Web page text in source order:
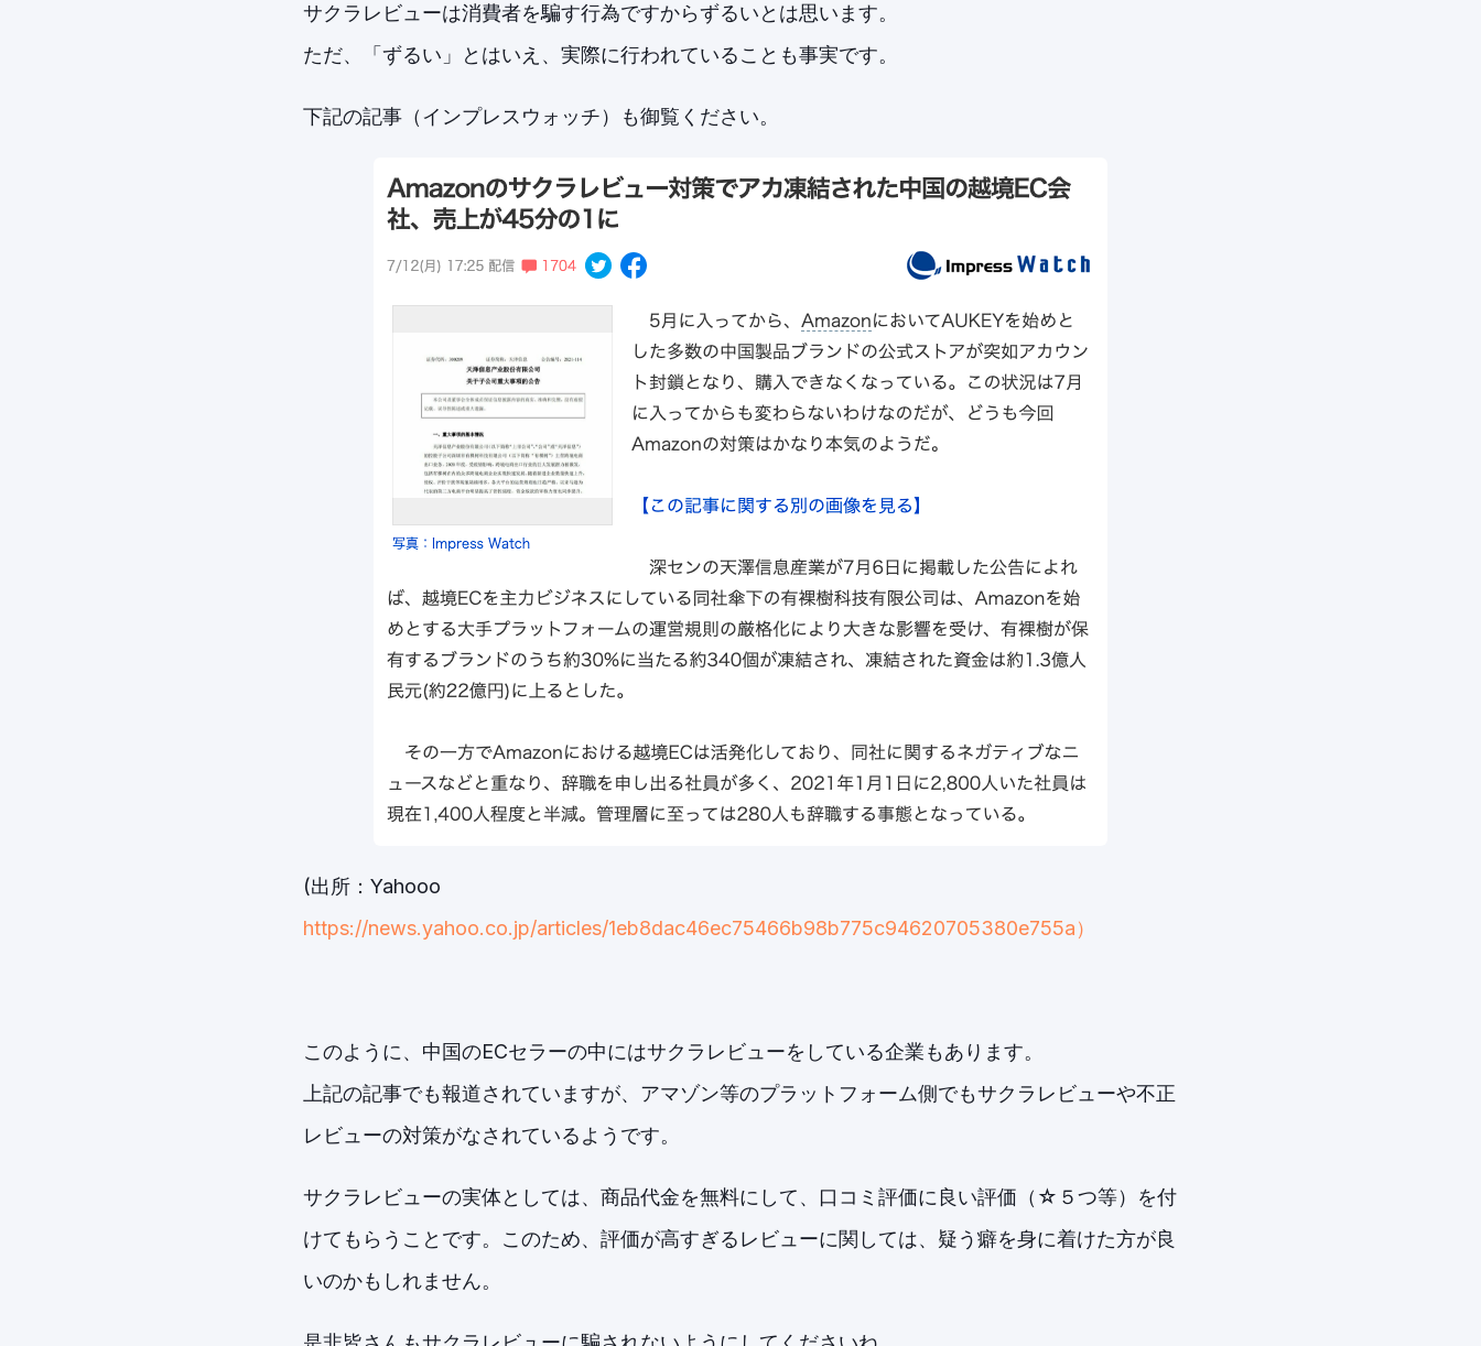
サクラレビューは消費者を騙す行為ですからずるいとは思います。
ただ、「ずるい」とはいえ、実際に行われていることも事実です。
下記の記事（インプレスウォッチ）も御覧ください。
(出所：Yahooo
https://news.yahoo.co.jp/articles/1eb8dac46ec75466b98b775c94620705380e755a）
このように、中国のECセラーの中にはサクラレビューをしている企業もあります。
上記の記事でも報道されていますが、アマゾン等のプラットフォーム側でもサクラレビューや不正
レビューの対策がなされているようです。
サクラレビューの実体としては、商品代金を無料にして、口コミ評価に良い評価（☆５つ等）を付
けてもらうことです。このため、評価が高すぎるレビューに関しては、疑う癖を身に着けた方が良
いのかもしれません。